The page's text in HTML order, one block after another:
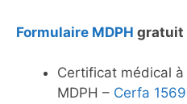
Formulaire MDPH gratuit
Certificat médical
MDPH – Cerfa